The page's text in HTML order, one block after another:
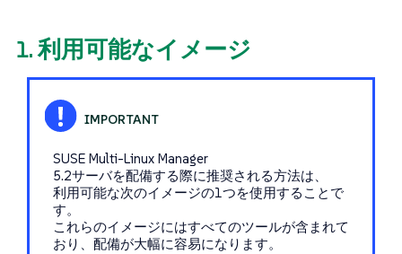
1. 利用可能なイメージ
SUSE Multi-Linux Manager
5.2サーバを配備する際に推奨される方法は、
利用可能な次のイメージの1つを使用することで
す。
これらのイメージにはすべてのツールが含まれて
おり、配備が大幅に容易になります。